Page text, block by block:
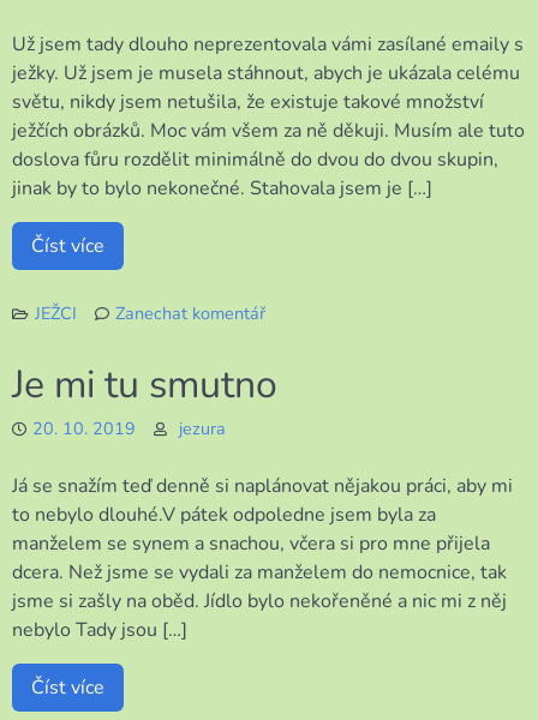
Už jsem tady dlouho neprezentovala vámi zasílané emaily s
ježky. Už jsem je musela stáhnout, abych je ukázala celému
světu, nikdy jsem netušila, že existuje takové množství
ježčích obrázků. Moc vám všem za ně děkuji. Musím ale tuto
doslova fůru rozdělit minimálně do dvou do dvou skupin,
jinak by to bylo nekonečné. Stahovala jsem je […]
Číst více
JEŽCI
Zanechat komentář
ježci
Je mi tu smutno
20. 10. 2019 jezura
Já se snažím teď denně si naplánovat nějakou práci, aby mi
to nebylo dlouhé.V pátek odpoledne jsem byla za
manželem se synem a snachou, včera si pro mne přijela
dcera. Než jsme se vydali za manželem do nemocnice, tak
jsme si zašly na oběd. Jídlo bylo nekořeněné a nic mi z něj
nebylo Tady jsou […]
Číst více